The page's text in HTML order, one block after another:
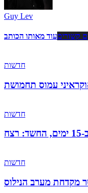
Guy Lev
קשוריםעוד מאותו הכותב
חדשות
עמוס תחמושת
חדשות
חדשות